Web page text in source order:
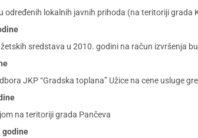
određenih lokalnih javnih prihoda (na teritoriji grada
sredstava u 2010. godini na račun izvršenja
JKP “Gradska toplana” Užice na cene usluge
na teritoriji grada Pančeva
godine